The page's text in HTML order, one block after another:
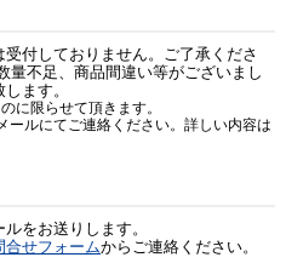
付しておりません。ご了承くださ
量不足、商品間違い等がございまし
ます。
に限らせて頂きます。
ールにてご連絡ください。詳しい内容は
をお送りします。
合せフォームからご連絡ください。